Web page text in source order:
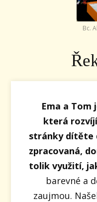
Bc.
Ema a Tom
která
stránky dítěte
zpracovaná,
tolik využití,
barevné a
zaujmou.